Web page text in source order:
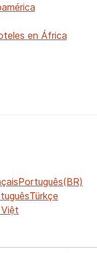
en África
Português(BR)
Türkçe